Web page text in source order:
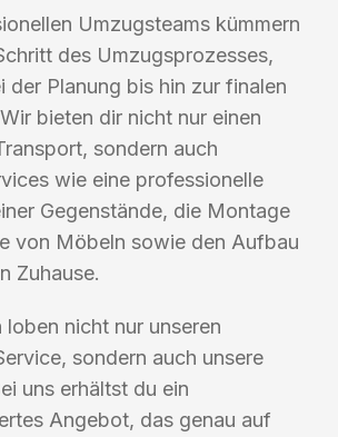
Umzugsteams kümmern
des Umzugsprozesses,
der Planung bis hin zur finalen
bieten dir nicht nur einen
sondern auch
wie eine professionelle
Gegenstände, die Montage
von Möbeln sowie den Aufbau
Zuhause.
loben nicht nur unseren
sondern auch unsere
uns erhältst du ein
Angebot, das genau auf